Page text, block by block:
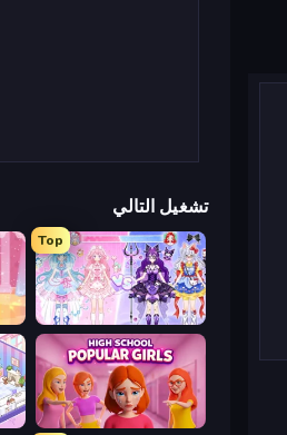
تشغيل التالي
Top
Idol Livestream: Fashion Game
High School Popular Girls